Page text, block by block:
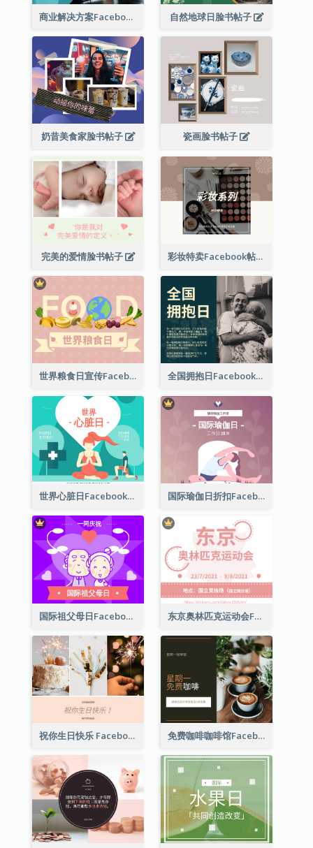
商业解决方案Facebook帖子 自然地球日脸书帖子
奶昔美食家脸书帖子 瓷画脸书帖子
完美的爱情脸书帖子 彩妆特卖Facebook帖子
世界粮食日宣传Facebook帖子 全国拥抱日Facebook帖子
世界心脏日Facebook帖子 国际瑜伽日折扣Facebook帖子
国际祖父母日Facebook帖子 东京奥林匹克运动会Facebook帖子
祝你生日快乐 Facebook 帖子 免费咖啡咖啡馆Facebook帖子